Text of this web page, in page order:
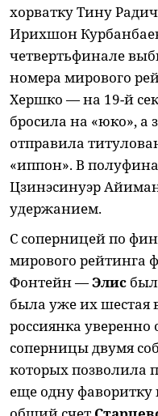
хорватку Тину
Ирихшон
четвертьфинале
номера мирового
Хершко — на 19-й
бросила на «юко», а
отправила
«иппон». В
Цзинэсинуэр
удержанием.
С соперницей по
мирового рейтинга
Фонтейн —Элис
была уже их шестая
россиянка уверенно
соперницы двумя
которых позволила
еще одну фаворитку